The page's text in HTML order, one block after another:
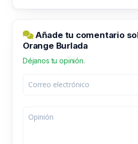
Añade tu comentario
Orange Burlada
Déjanos tu opinión.